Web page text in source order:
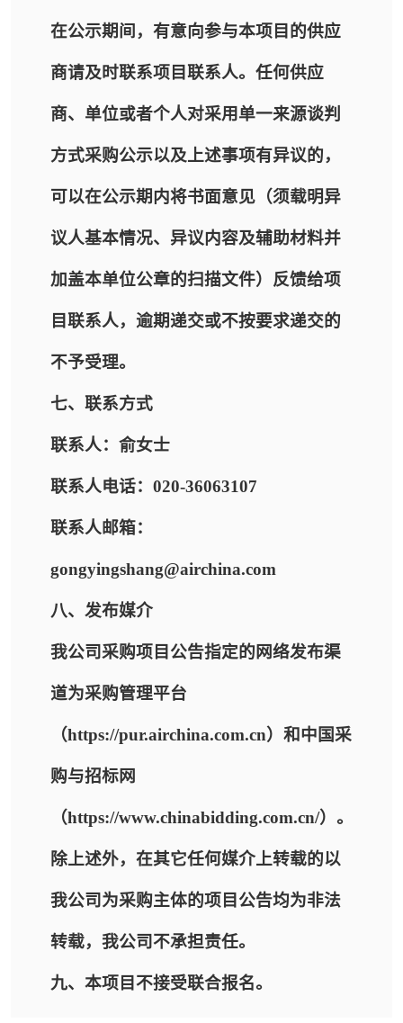
在公示期间，有意向参与本项目的供应
商请及时联系项目联系人。任何供应
商、单位或者个人对采用单一来源谈判
方式采购公示以及上述事项有异议的，
可以在公示期内将书面意见（须载明异
议人基本情况、异议内容及辅助材料并
加盖本单位公章的扫描文件）反馈给项
目联系人，逾期递交或不按要求递交的
不予受理。
七、联系方式
联系人：俞女士
联系人电话：020-36063107
联系人邮箱：
gongyingshang@airchina.com
八、发布媒介
我公司采购项目公告指定的网络发布渠
道为采购管理平台
（https://pur.airchina.com.cn）和中国采
购与招标网
（https://www.chinabidding.com.cn/）。
除上述外，在其它任何媒介上转载的以
我公司为采购主体的项目公告均为非法
转载，我公司不承担责任。
九、本项目不接受联合报名。